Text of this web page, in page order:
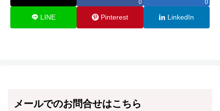
0 0
LINE Pinterest LinkedIn
メールでのお問合せはこちら